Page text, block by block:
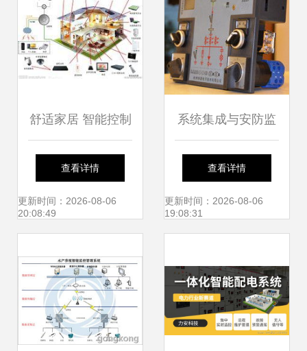
舒适家居 智能控制
系统集成打造未来
生活体验
查看详情
更新时间：2026-08-06
20:08:49
系统集成与安防监
控 迈向智能控制系
统集成的关键路径
查看详情
更新时间：2026-08-06
19:08:31